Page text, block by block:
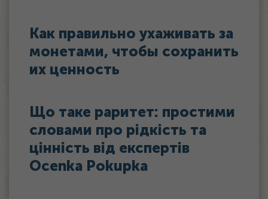
Как правильно ухаживать за
монетами, чтобы сохранить
их ценность
Що таке раритет: простими
словами про рідкість та
цінність від експертів
Ocenka Pokupka